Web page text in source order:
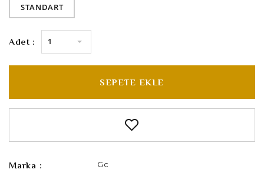
STANDART
Adet : 1
SEPETE EKLE
Marka : Gc